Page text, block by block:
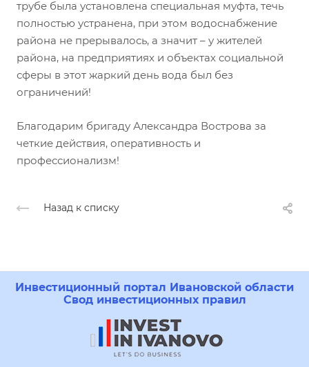
трубе была установлена специальная муфта, течь
полностью устранена, при этом водоснабжение
района не прерывалось, а значит – у жителей
района, на предприятиях и объектах социальной
сферы в этот жаркий день вода был без
ограничений!
Благодарим бригаду Александра Вострова за
четкие действия, оперативность и
профессионализм!
Назад к списку
Инвестиционный портал Ивановской области
Свод инвестиционных правил